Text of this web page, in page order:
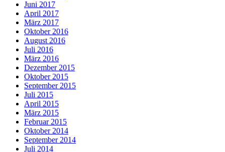
Juni 2017
April 2017
März 2017
Oktober 2016
August 2016
Juli 2016
März 2016
Dezember 2015
Oktober 2015
September 2015
Juli 2015
April 2015
März 2015
Februar 2015
Oktober 2014
September 2014
Juli 2014